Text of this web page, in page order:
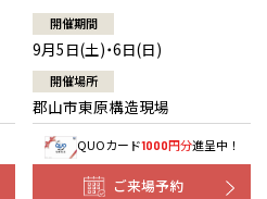
開催期間
9月5日(土)・6日(日)
開催場所
郡山市東原構造現場
QUOカード1000円分進呈中！
ご来場予約